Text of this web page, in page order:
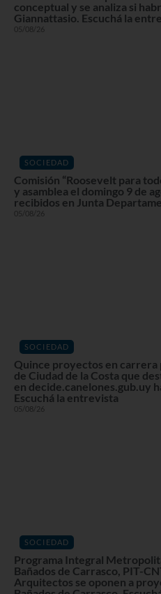
conceptual y se analiza si
Giannattasio. Escuchá la
05/08/26
SOCIEDAD
Comisión “Roosevelt para
y asamblea el domingo 9 de
recibidos en Junta
05/08/26
SOCIEDAD
Quince proyectos en carrera
de Ciudad de la Costa que
en decide.canelones.gub.uy
Escuchá la entrevista
05/08/26
SOCIEDAD
Programa Integral
Bañados de Carrasco, PIT-
Arquitectos se oponen a